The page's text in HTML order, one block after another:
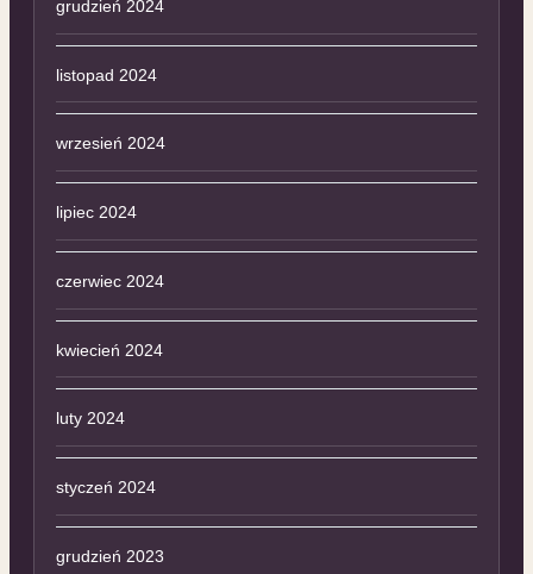
grudzień 2024
listopad 2024
wrzesień 2024
lipiec 2024
czerwiec 2024
kwiecień 2024
luty 2024
styczeń 2024
grudzień 2023